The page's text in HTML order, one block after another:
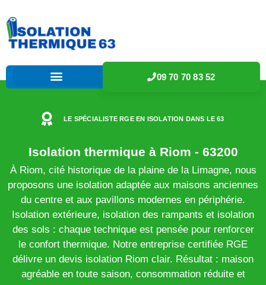
09 70 70 83 52
LE SPÉCIALISTE RGE EN ISOLATION DANS LE 63
Isolation thermique à Riom - 63200
À Riom, cité historique de la plaine de la Limagne, nous
proposons une isolation adaptée aux maisons anciennes
du centre et aux pavillons modernes en périphérie.
Isolation extérieure, isolation des rampants et isolation
des sols : chaque technique est pensée pour renforcer
le confort thermique. Notre entreprise certifiée RGE
délivre un devis isolation Riom clair. Résultat : maison
agréable en toute saison, consommation réduite et